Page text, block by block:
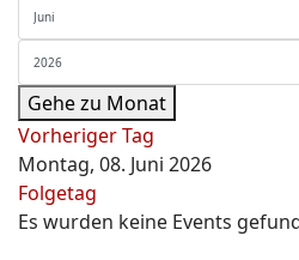
Gehe zu Monat
Vorheriger Tag
Montag, 08. Juni 2026
Folgetag
Es wurden keine Events